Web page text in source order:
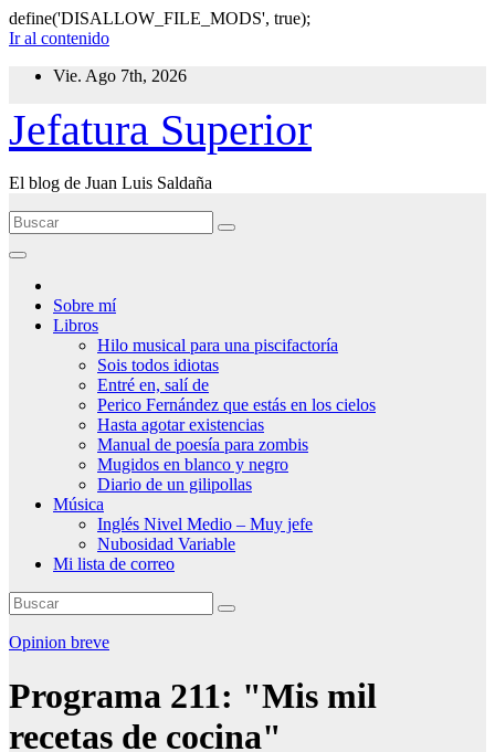
define('DISALLOW_FILE_MODS', true);
Ir al contenido
Vie. Ago 7th, 2026
Jefatura Superior
El blog de Juan Luis Saldaña
Sobre mí
Libros
Hilo musical para una piscifactoría
Sois todos idiotas
Entré en, salí de
Perico Fernández que estás en los cielos
Hasta agotar existencias
Manual de poesía para zombis
Mugidos en blanco y negro
Diario de un gilipollas
Música
Inglés Nivel Medio – Muy jefe
Nubosidad Variable
Mi lista de correo
Opinion breve
Programa 211: "Mis mil
recetas de cocina"